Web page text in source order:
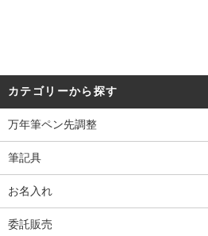
カテゴリーから探す
万年筆ペン先調整
筆記具
お名入れ
委託販売